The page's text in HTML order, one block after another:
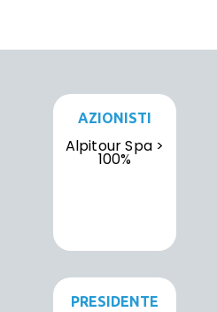
AZIONISTI
Alpitour Spa >
100%
PRESIDENTE